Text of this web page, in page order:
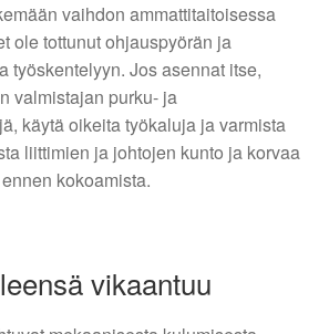
vaihdon ammattitaitoisessa
ole tottunut ohjauspyörän ja
työskentelyyn. Jos asennat itse,
valmistajan purku- ja
käytä oikeita työkaluja ja varmista
liittimien ja johtojen kunto ja korvaa
kokoamista.
vikaantuu